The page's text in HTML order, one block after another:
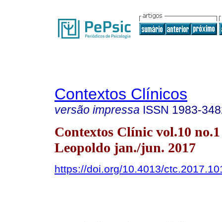
Contextos Clínicos
versão impressa ISSN 1983-
Contextos Clínic vol.10 no.1
Leopoldo jan./jun. 2017
https://doi.org/10.4013/